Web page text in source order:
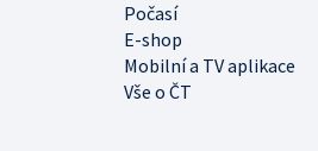
Počasí
E-shop
Mobilní a TV aplikace
Vše o ČT